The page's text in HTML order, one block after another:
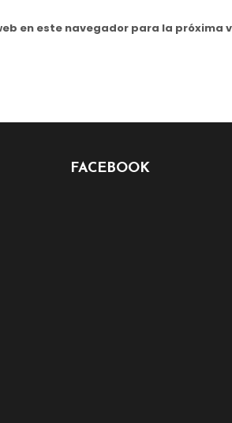
en este navegador para la próxima
FACEBOOK